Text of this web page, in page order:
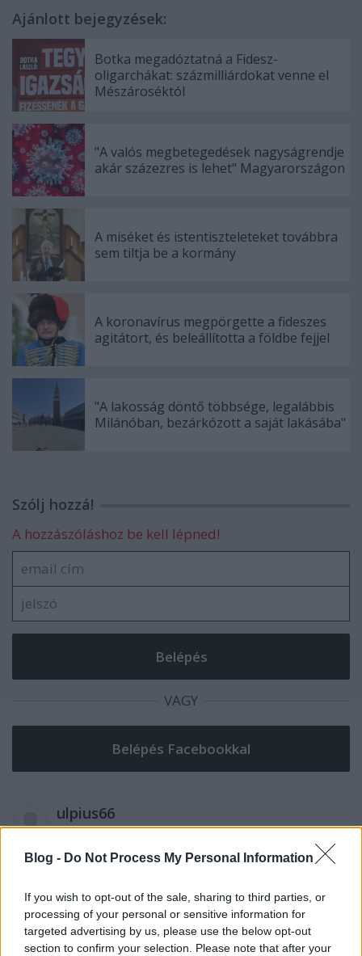
Blog - Do Not Process My Personal Information
If you wish to opt-out of the sale, sharing to third parties, or
processing of your personal or sensitive information for
targeted advertising by us, please use the below opt-out
section to confirm your selection. Please note that after your
Ajánlott bejegyzések:
Botka megadóztatná a Fidesz-
oligarchákat: százmilliárdokat venne el
Mészároséktól
"A valós megbetegedések nagyságrendje
akár százezres is lehet" Magyarországon
A miséket és istentiszteleteket továbbra
sem tiltja be a kormány
A koronavírus megpörgette a fideszes
agitátort, és beleállította a földbe fejjel
"A lakosság döntő többsége, legalábbis
Milánóban, bezárkózott a saját lakásába"
Szólj hozzá!
A hozzászóláshoz be kell lépned!
VAGY
ulpius66
9 éve
"3 dolog, ami siralmas képet fest a magyar
1. gyurcsényi még mindig szabadlábon van
2. Demszki szabadlábon van
3. Botka szabadlábon van